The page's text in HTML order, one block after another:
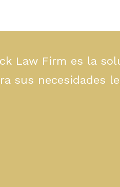
Law Firm es la
sus necesidades